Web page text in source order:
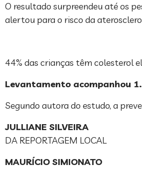
O resultado surpreendeu até os
alertou para o risco da
44% das crianças têm colesterol
Levantamento acompanhou
Segundo autora do estudo, a
JULLIANE SILVEIRA
DA REPORTAGEM LOCAL
MAURÍCIO SIMIONATO